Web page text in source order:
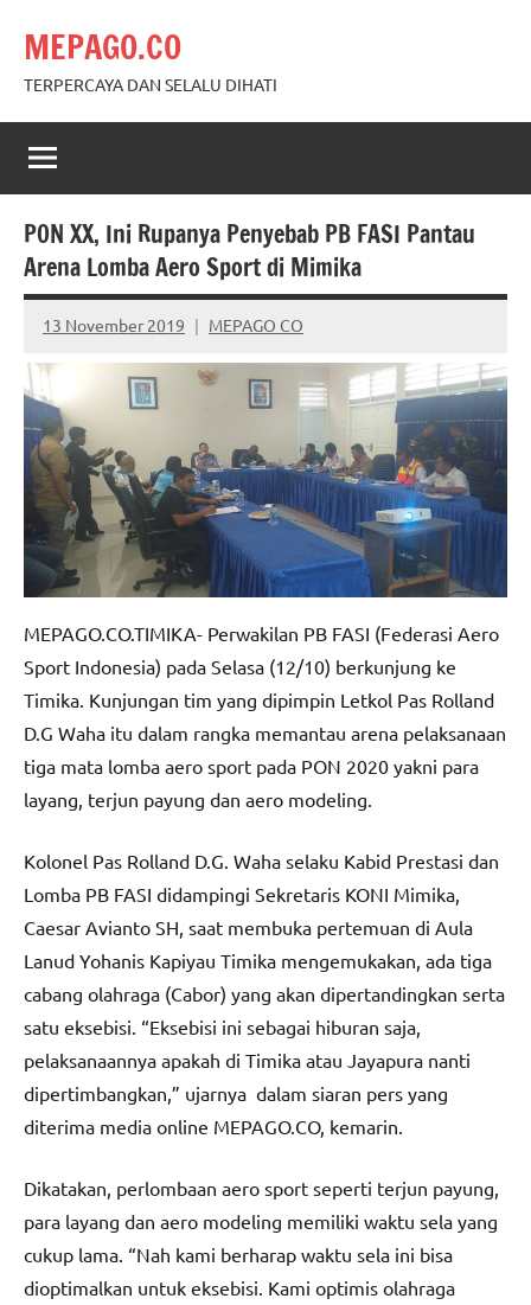
content
MEPAGO.CO
TERPERCAYA DAN SELALU DIHATI
PON XX, Ini Rupanya Penyebab PB FASI Pantau
Arena Lomba Aero Sport di Mimika
13 November 2019 MEPAGO CO
No
comments
MEPAGO.CO.TIMIKA- Perwakilan PB FASI (Federasi Aero
Sport Indonesia) pada Selasa (12/10) berkunjung ke
Timika. Kunjungan tim yang dipimpin Letkol Pas Rolland
D.G Waha itu dalam rangka memantau arena pelaksanaan
tiga mata lomba aero sport pada PON 2020 yakni para
layang, terjun payung dan aero modeling.
Kolonel Pas Rolland D.G. Waha selaku Kabid Prestasi dan
Lomba PB FASI didampingi Sekretaris KONI Mimika,
Caesar Avianto SH, saat membuka pertemuan di Aula
Lanud Yohanis Kapiyau Timika mengemukakan, ada tiga
cabang olahraga (Cabor) yang akan dipertandingkan serta
satu eksebisi. “Eksebisi ini sebagai hiburan saja,
pelaksanaannya apakah di Timika atau Jayapura nanti
dipertimbangkan,” ujarnya dalam siaran pers yang
diterima media online MEPAGO.CO, kemarin.
Dikatakan, perlombaan aero sport seperti terjun payung,
para layang dan aero modeling memiliki waktu sela yang
cukup lama. “Nah kami berharap waktu sela ini bisa
dioptimalkan untuk eksebisi. Kami optimis olahraga